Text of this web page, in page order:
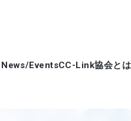
News/EventsCC-Link協会とは